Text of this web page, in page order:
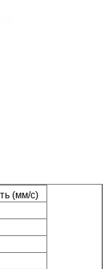
(мм/с)